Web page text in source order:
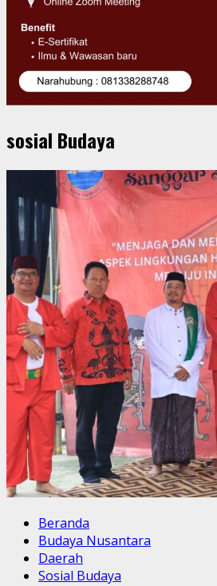
sosial Budaya
Beranda
Budaya Nusantara
Daerah
Sosial Budaya